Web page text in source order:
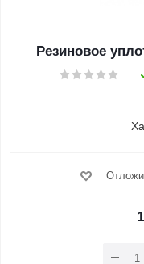
Резиновое